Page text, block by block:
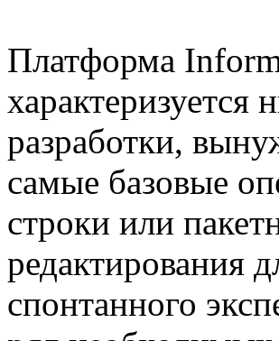
Платформа
характеризуется
разработки,
самые базовые
строки или
редактирования
спонтанного